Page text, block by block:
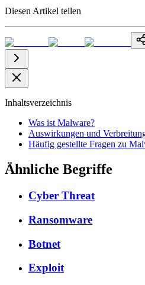
Diesen Artikel teilen
Inhaltsverzeichnis
Was ist Malware?
Auswirkungen und
Häufig gestellte Fragen zu
Ähnliche Begriffe
Cyber Threat
Ransomware
Botnet
Exploit